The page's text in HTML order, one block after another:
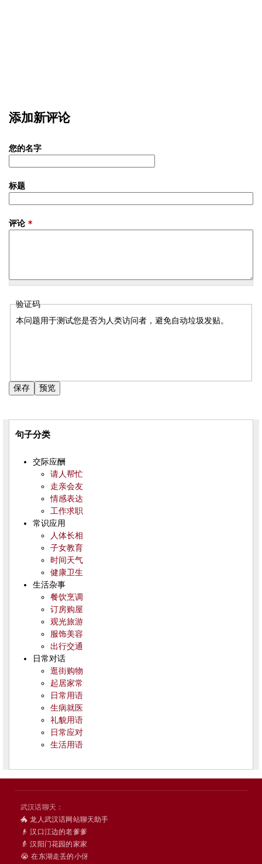
添加新评论
您的名字
标题
评论 *
验证码
本问题用于测试您是否为人类访问者，避免自动垃圾发贴。
句子分类
交际应酬
请人帮忙
走亲会友
情感表达
工作求职
常识应用
人体长相
子女教育
时间天气
健康卫生
生活杂事
餐饮烹调
订房购屋
观光旅游
服饰美容
出行交通
日常对话
逛街购物
起居家常
日常用语
生病就医
礼貌用语
日常应对
生活用语
武汉话聊天：
🐲 龙人武汉话网站聊天助手
👴 汉口江边的老爹爹
👵 汉阳门花园的家家
😭 在东湖走丢的小伢